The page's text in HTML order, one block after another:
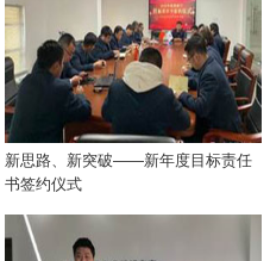
新思路、新突破——新年度目标责任
书签约仪式